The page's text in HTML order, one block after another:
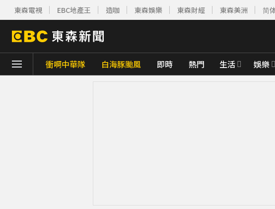
東森電視 EBC地產王 造咖 東森娛樂 東森財經 東森美洲 简
衝啊中華隊 白海豚颱風 即時 熱門 生活 娛樂